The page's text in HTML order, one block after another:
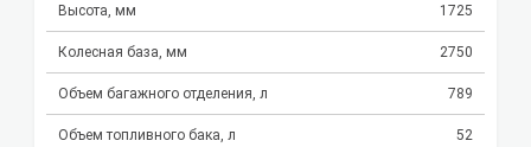
Высота, мм 1725
Колесная база, мм 2750
Объем багажного отделения, л 789
Объем топливного бака, л 52